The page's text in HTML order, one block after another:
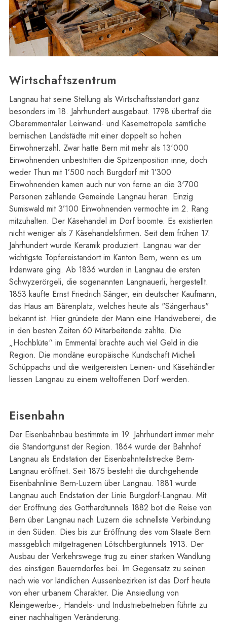
Wirtschaftszentrum
Langnau hat seine Stellung als Wirtschaftsstandort ganz
besonders im 18. Jahrhundert ausgebaut. 1798 übertraf die
Oberemmentaler Leinwand- und Käsemetropole sämtliche
bernischen Landstädte mit einer doppelt so hohen
Einwohnerzahl. Zwar hatte Bern mit mehr als 13'000
Einwohnenden unbestritten die Spitzenposition inne, doch
weder Thun mit 1’500 noch Burgdorf mit 1’300
Einwohnenden kamen auch nur von ferne an die 3'700
Personen zählende Gemeinde Langnau heran. Einzig
Sumiswald mit 3’100 Einwohnenden vermochte im 2. Rang
mitzuhalten. Der Käsehandel im Dorf boomte. Es existierten
nicht weniger als 7 Käsehandelsfirmen. Seit dem frühen 17.
Jahrhundert wurde Keramik produziert. Langnau war der
wichtigste Töpfereistandort im Kanton Bern, wenn es um
Irdenware ging. Ab 1836 wurden in Langnau die ersten
Schwyzerörgeli, die sogenannten Langnauerli, hergestellt.
1853 kaufte Ernst Friedrich Sänger, ein deutscher Kaufmann,
das Haus am Bärenplatz, welches heute als "Sängerhaus"
bekannt ist. Hier gründete der Mann eine Handweberei, die
in den besten Zeiten 60 Mitarbeitende zählte. Die
„Hochblüte“ im Emmental brachte auch viel Geld in die
Region. Die mondäne europäische Kundschaft Micheli
Schüppachs und die weitgereisten Leinen- und Käsehändler
liessen Langnau zu einem weltoffenen Dorf werden.
Eisenbahn
Der Eisenbahnbau bestimmte im 19. Jahrhundert immer mehr
die Standortgunst der Region. 1864 wurde der Bahnhof
Langnau als Endstation der Eisenbahnteilstrecke Bern-
Langnau eröffnet. Seit 1875 besteht die durchgehende
Eisenbahnlinie Bern-Luzern über Langnau. 1881 wurde
Langnau auch Endstation der Linie Burgdorf-Langnau. Mit
der Eröffnung des Gotthardtunnels 1882 bot die Reise von
Bern über Langnau nach Luzern die schnellste Verbindung
in den Süden. Dies bis zur Eröffnung des vom Staate Bern
massgeblich mitgetragenen Lötschbergtunnels 1913. Der
Ausbau der Verkehrswege trug zu einer starken Wandlung
des einstigen Bauerndorfes bei. Im Gegensatz zu seinen
nach wie vor ländlichen Aussenbezirken ist das Dorf heute
von eher urbanem Charakter. Die Ansiedlung von
Kleingewerbe-, Handels- und Industriebetrieben führte zu
einer nachhaltigen Veränderung.